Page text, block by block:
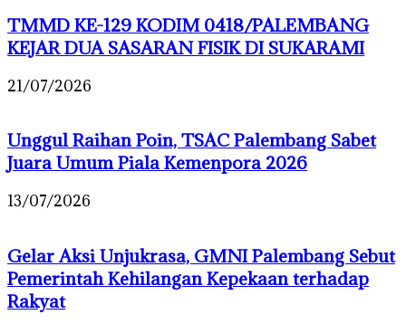
TMMD KE-129 KODIM 0418/PALEMBANG
KEJAR DUA SASARAN FISIK DI SUKARAMI
21/07/2026
Unggul Raihan Poin, TSAC Palembang Sabet
Juara Umum Piala Kemenpora 2026
13/07/2026
Gelar Aksi Unjukrasa, GMNI Palembang Sebut
Pemerintah Kehilangan Kepekaan terhadap
Rakyat